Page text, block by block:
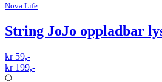
Nova Life
String JoJo oppladbar
kr 59,-
kr 199,-